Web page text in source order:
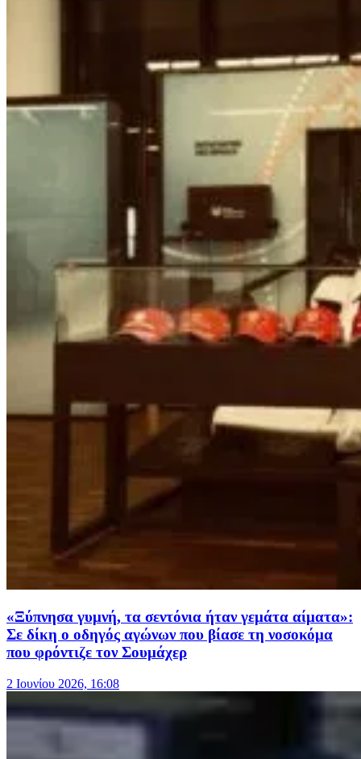
«Ξύπνησα γυμνή, τα σεντόνια ήταν γεμάτα αίματα»:
Σε δίκη ο οδηγός αγώνων που βίασε τη νοσοκόμα
που φρόντιζε τον Σουμάχερ
2 Ιουνίου 2026, 16:08